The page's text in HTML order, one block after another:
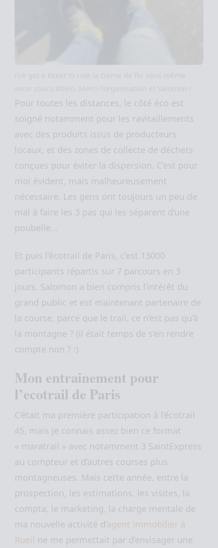
Pour toutes les distances, le côté éco est
soigné notamment pour les ravitaillements
avec des produits issus de producteurs
locaux, et des zones de collecte de déchets
conçues pour éviter la dispersion. C’est pour
moi évident, mais malheureusement
nécessaire. Les gens ont toujours un peu de
mal à faire les 3 pas qui les séparent d’une
poubelle…
Et puis l’écotrail de Paris, c’est 13000
participants répartis sur 7 parcours en 3
jours. Salomon a bien compris l’intérêt du
grand public et est maintenant partenaire de
la course, parce que le trail, ce n’est pas qu’à
la montagne ? (il était temps de s’en rendre
compte non ? :)
Mon entrainement pour
l’ecotrail de Paris
C’était ma première participation à l’écotrail
45, mais je connais assez bien ce format
« maratrail » avec notamment 3 SaintExpress
au compteur et d’autres courses plus
montagneuses. Mais cette année, entre la
prospection, les estimations, les visites, la
compta, le marketing, la charge mentale de
ma nouvelle activité d’agent immobilier à
Rueil ne me permettait par d’envisager une